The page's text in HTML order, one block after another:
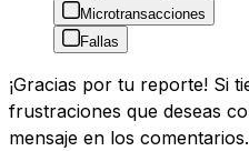
Microtransacciones
Fallas
¡Gracias por tu reporte! Si
frustraciones que deseas
mensaje en los comentarios.